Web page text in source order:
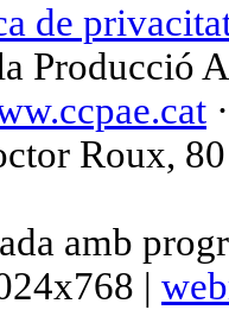
de
Producció
Roux,
amb
|